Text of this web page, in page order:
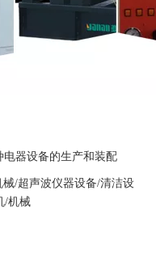
器设备的生产和装配
/超声波仪器设备/清洁设
/机械